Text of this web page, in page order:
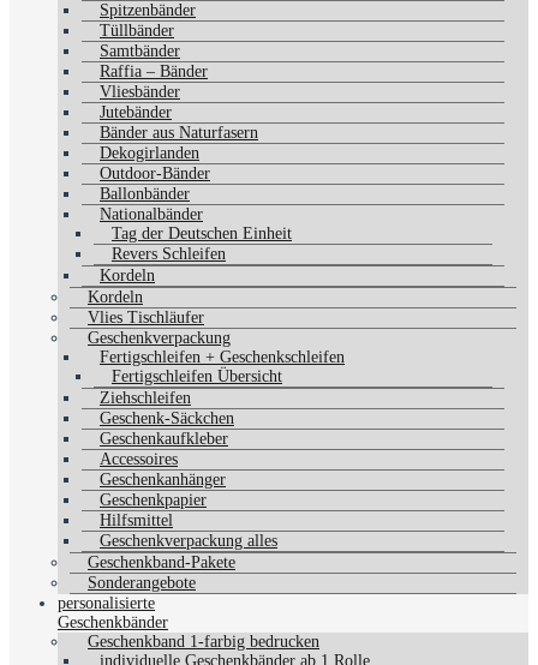
Spitzenbänder
Tüllbänder
Samtbänder
Raffia – Bänder
Vliesbänder
Jutebänder
Bänder aus Naturfasern
Dekogirlanden
Outdoor-Bänder
Ballonbänder
Nationalbänder
Tag der Deutschen Einheit
Revers Schleifen
Kordeln
Kordeln
Vlies Tischläufer
Geschenkverpackung
Fertigschleifen + Geschenkschleifen
Fertigschleifen Übersicht
Ziehschleifen
Geschenk-Säckchen
Geschenkaufkleber
Accessoires
Geschenkanhänger
Geschenkpapier
Hilfsmittel
Geschenkverpackung alles
Geschenkband-Pakete
Sonderangebote
personalisierte
Geschenkbänder
Geschenkband 1-farbig bedrucken
individuelle Geschenkbänder ab 1 Rolle